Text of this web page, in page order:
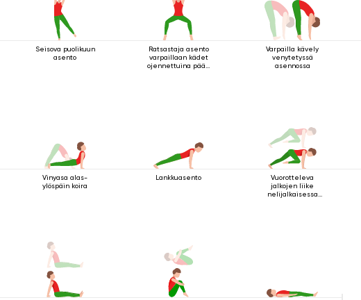
Seisova puolikuun
asento
Ratsastaja asento
varpaillaan kädet
ojennettuina pään
Varpailla kävely
venytetyssä
asennossa
Vinyasa alas-
ylöspäin koira
Lankkuasento
Vuorotteleva
jalkojen liike
nelijalkaisessa